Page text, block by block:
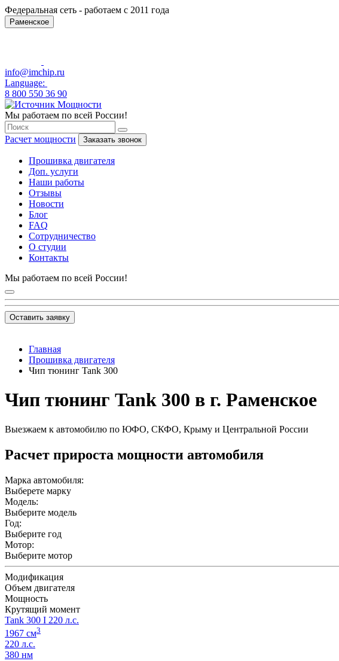
Федеральная сеть - работаем с 2011 года
Раменское
info@imchip.ru
Language:
8 800 550 36 90
Мы работаем по всей России!
Расчет мощности Заказать звонок
Прошивка двигателя
Доп. услуги
Наши работы
Отзывы
Новости
Блог
FAQ
Сотрудничество
О студии
Контакты
Мы работаем по всей России!
Оставить заявку
Главная
Прошивка двигателя
Чип тюнинг Tank 300
Чип тюнинг Tank 300 в г. Раменское
Выезжаем к автомобилю по ЮФО, СКФО, Крыму и Центральной России
Расчет прироста мощности автомобиля
Марка автомобиля:
Выберете марку
Модель:
Выберите модель
Год:
Выберите год
Мотор:
Выберите мотор
Модификация
Объем двигателя
Мощность
Крутящий момент
Tank 300 I 220 л.с.
1967 см3
220 л.с.
380 нм